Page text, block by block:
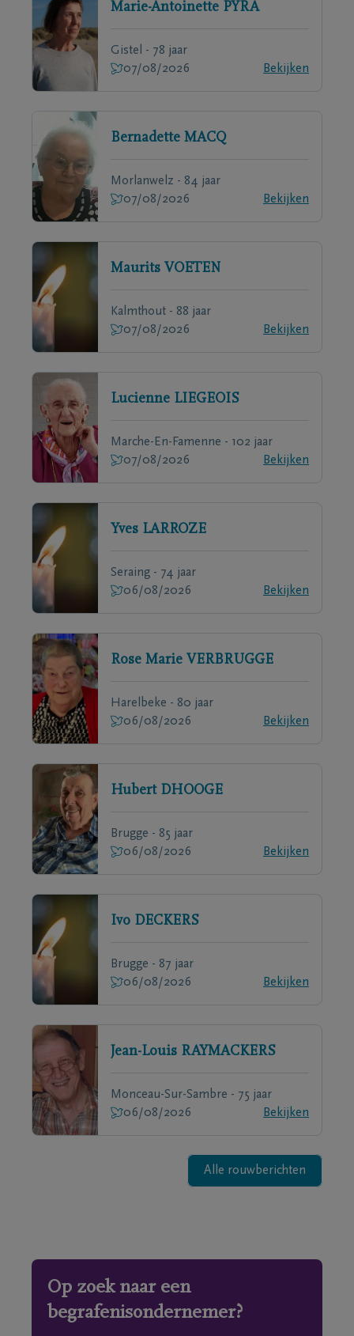
Marie-Antoinette PYRA
Gistel - 78 jaar
07/08/2026
Bekijken
Bernadette MACQ
Morlanwelz - 84 jaar
07/08/2026
Bekijken
Maurits VOETEN
Kalmthout - 88 jaar
07/08/2026
Bekijken
Lucienne LIEGEOIS
Marche-En-Famenne - 102 jaar
07/08/2026
Bekijken
Yves LARROZE
Seraing - 74 jaar
06/08/2026
Bekijken
Rose Marie VERBRUGGE
Harelbeke - 80 jaar
06/08/2026
Bekijken
Hubert DHOOGE
Brugge - 85 jaar
06/08/2026
Bekijken
Ivo DECKERS
Brugge - 87 jaar
06/08/2026
Bekijken
Jean-Louis RAYMACKERS
Monceau-Sur-Sambre - 75 jaar
06/08/2026
Bekijken
Alle rouwberichten
Op zoek naar een
begrafenisondernemer?